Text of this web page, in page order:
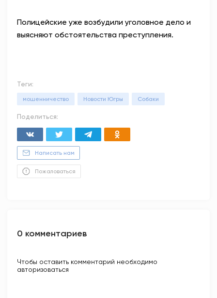
Полицейские уже возбудили уголовное дело и
выясняют обстоятельства преступления.
Теги:
мошенничество Новости Югры Собаки
Поделиться:
Написать нам
Пожаловаться
0 комментариев
Чтобы оставить комментарий необходимо
авторизоваться